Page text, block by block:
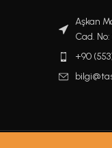
Aşkan
Cad.
+90